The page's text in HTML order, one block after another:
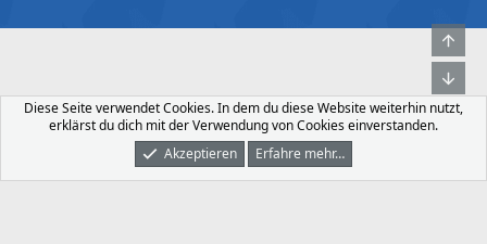
Was Ist Neu Dunkler Modus Anmelden
Diese Seite verwendet Cookies. In dem du diese Website weiterhin nutzt,
erklärst du dich mit der Verwendung von Cookies einverstanden.
Akzeptieren
Erfahre mehr…